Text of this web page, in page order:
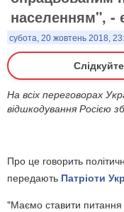
населенням", -
субота, 20 жовтень 2018,
На всіх переговорах
відшкодування Росією
Про це говорить
передають Патріоти
"Маємо ставити питання